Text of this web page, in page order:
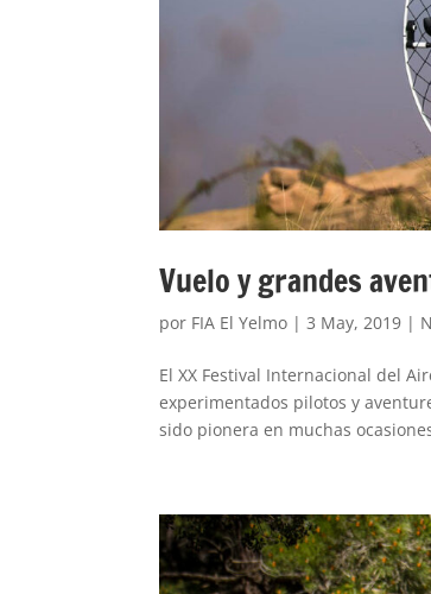
Vuelo y grandes
por FIA El Yelmo |3 May, 2019 |
El XX Festival Internacional del
experimentados pilotos y
sido pionera en muchas